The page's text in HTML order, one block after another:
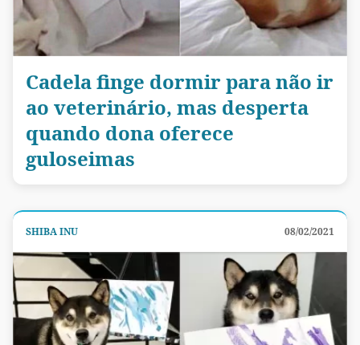
Cadela finge dormir para não ir
ao veterinário, mas desperta
quando dona oferece
guloseimas
SHIBA INU 08/02/2021